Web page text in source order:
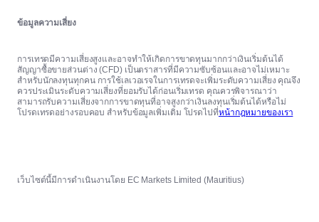
ข้อมูลความเสี่ยง
การเทรดมีความเสี่ยงสูงและอาจทำให้เกิดการขาดทุนมากกว่าเงินเริ่มต้นได้
สัญญาซื้อขายส่วนต่าง (CFD) เป็นตราสารที่มีความซับซ้อนและอาจไม่เหมาะ
สำหรับนักลงทุนทุกคน การใช้เลเวอเรจในการเทรดจะเพิ่มระดับความเสี่ยง คุณจึง
ควรประเมินระดับความเสี่ยงที่ยอมรับได้ก่อนเริ่มเทรด คุณควรพิจารณาว่า
สามารถรับความเสี่ยงจากการขาดทุนที่อาจสูงกว่าเงินลงทุนเริ่มต้นได้หรือไม่
โปรดเทรดอย่างรอบคอบ สำหรับข้อมูลเพิ่มเติม โปรดไปที่หน้ากฎหมายของเรา
เว็บไซต์นี้มีการดำเนินงานโดย EC Markets Limited (Mauritius)